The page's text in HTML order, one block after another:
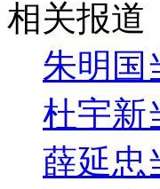
相关报道
朱明国
杜宇新
薛延忠